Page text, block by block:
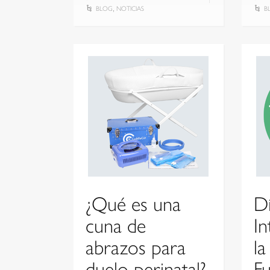
BLOG NOTICIAS
¿Qué es una
cuna de
abrazos para